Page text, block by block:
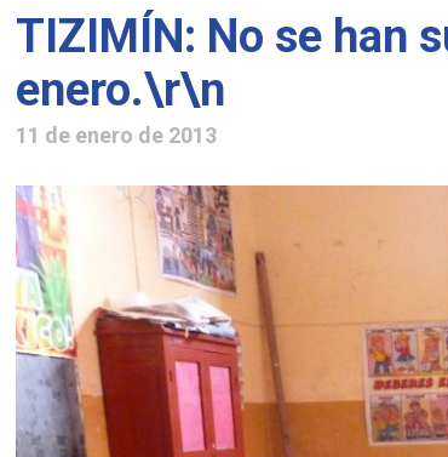
TIZIMÍN: No se han
enero.\r\n
11 de enero de 2013